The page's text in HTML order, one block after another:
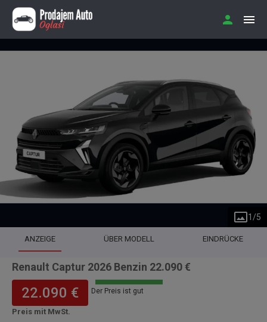
1 /5
ANZEIGE ÜBER MODELL EINDRÜCKE
Renault Captur 2026 Benzin 22.090 €
22.090 €
Preis mit MwSt.
Der Preis ist gut